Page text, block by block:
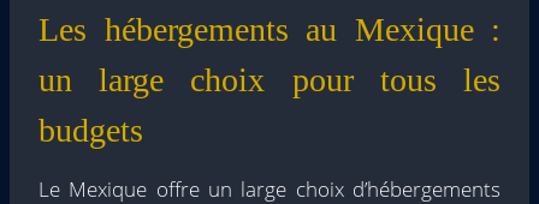
Les hébergements au Mexique :
un large choix pour tous les
budgets
Le Mexique offre un large choix d’hébergements